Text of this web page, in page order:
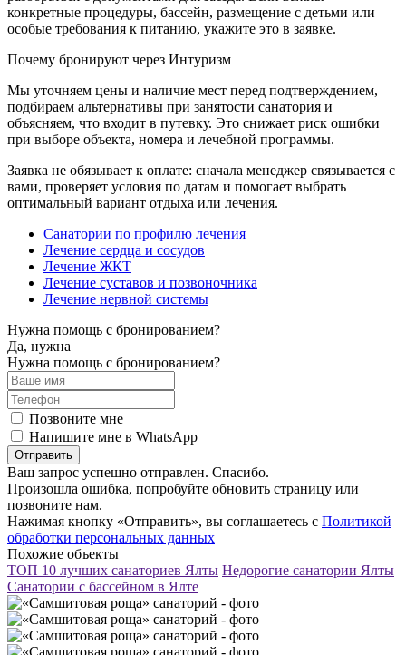
конкретные процедуры, бассейн, размещение с детьми или
особые требования к питанию, укажите это в заявке.
Почему бронируют через Интуризм
Мы уточняем цены и наличие мест перед подтверждением,
подбираем альтернативы при занятости санатория и
объясняем, что входит в путевку. Это снижает риск ошибки
при выборе объекта, номера и лечебной программы.
Заявка не обязывает к оплате: сначала менеджер связывается с
вами, проверяет условия по датам и помогает выбрать
оптимальный вариант отдыха или лечения.
Санатории по профилю лечения
Лечение сердца и сосудов
Лечение ЖКТ
Лечение суставов и позвоночника
Лечение нервной системы
Нужна помощь с бронированием?
Да, нужна
Нужна помощь с бронированием?
Позвоните мне
Напишите мне в WhatsApp
Отправить
Ваш запрос успешно отправлен. Спасибо.
Произошла ошибка, попробуйте обновить страницу или
позвоните нам.
Нажимая кнопку «Отправить», вы соглашаетесь с Политикой
обработки персональных данных
Похожие объекты
ТОП 10 лучших санаториев Ялты Недорогие санатории Ялты
Санатории с бассейном в Ялте